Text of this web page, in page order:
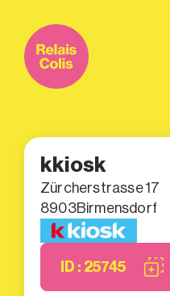
kkiosk
Zürcherstrasse 17
8903Birmensdorf
ID : 25745